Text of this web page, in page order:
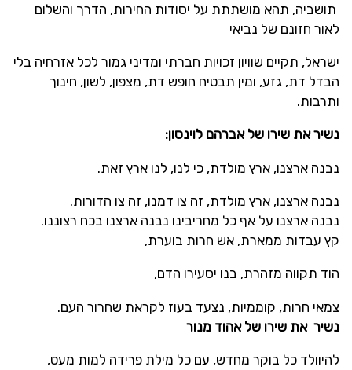
תושביה, תהא מושתתת על יסודות החירות, הדרך והשלום
לאור חזונם של נביאי
ישראל, תקיים שוויון זכויות חברתי ומדיני גמור לכל אזרחיה בלי
הבדל דת, גזע, ומין תבטיח חופש דת, מצפון, לשון, חינוך
ותרבות.
נשיר את שירו של אברהם לוינסון:
נבנה ארצנו, ארץ מולדת, כי לנו, לנו ארץ זאת.
נבנה ארצנו, ארץ מולדת, זה צו דמנו, זה צו הדורות.
נבנה ארצנו על אף כל מחריבינו נבנה ארצנו בכח רצוננו.
קץ עבדות ממארת, אש חרות בוערת,
הוד תקווה מזהרת, בנו יסעירו הדם,
צמאי חרות, קוממיות, נצעד בעוז לקראת שחרור העם.
נשיר את שירו של אהוד מנור
להיוולד כל בוקר מחדש, עם כל מילת פרידה למות מעט,